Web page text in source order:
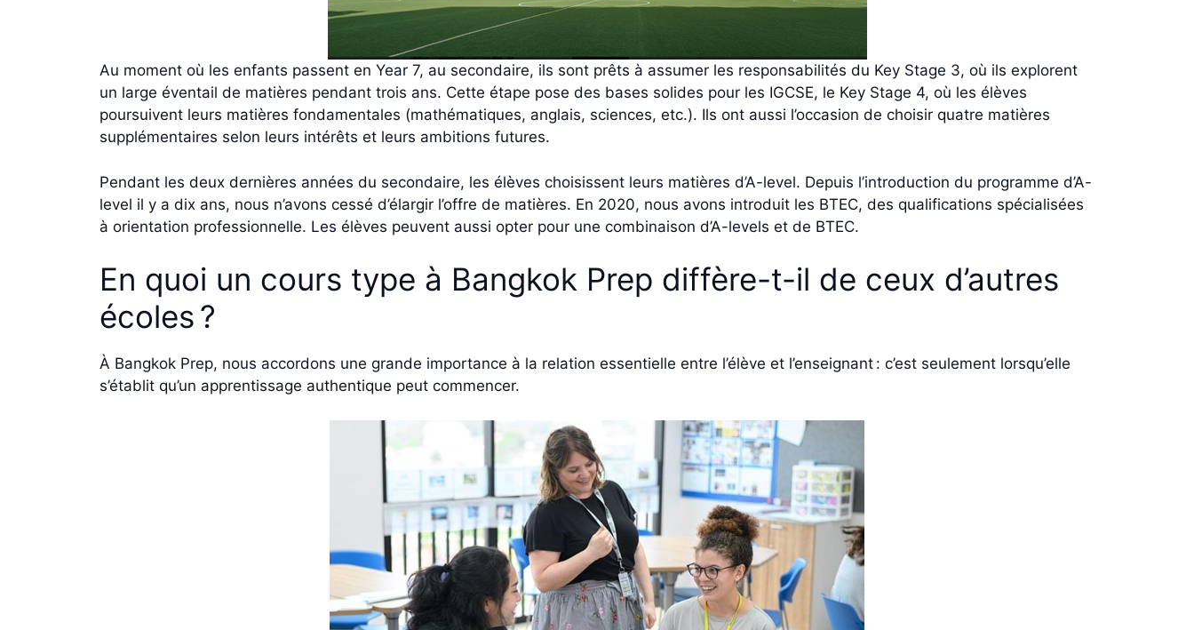
Au moment où les enfants passent en Year 7, au secondaire, ils sont prêts à assumer les responsabilités du Key Stage 3, où ils explorent
un large éventail de matières pendant trois ans. Cette étape pose des bases solides pour les IGCSE, le Key Stage 4, où les élèves
poursuivent leurs matières fondamentales (mathématiques, anglais, sciences, etc.). Ils ont aussi l’occasion de choisir quatre matières
supplémentaires selon leurs intérêts et leurs ambitions futures.
Pendant les deux dernières années du secondaire, les élèves choisissent leurs matières d’A-level. Depuis l’introduction du programme d’A-
level il y a dix ans, nous n’avons cessé d’élargir l’offre de matières. En 2020, nous avons introduit les BTEC, des qualifications spécialisées
à orientation professionnelle. Les élèves peuvent aussi opter pour une combinaison d’A-levels et de BTEC.
En quoi un cours type à Bangkok Prep diffère-t-il de ceux d’autres
écoles ?
À Bangkok Prep, nous accordons une grande importance à la relation essentielle entre l’élève et l’enseignant : c’est seulement lorsqu’elle
s’établit qu’un apprentissage authentique peut commencer.